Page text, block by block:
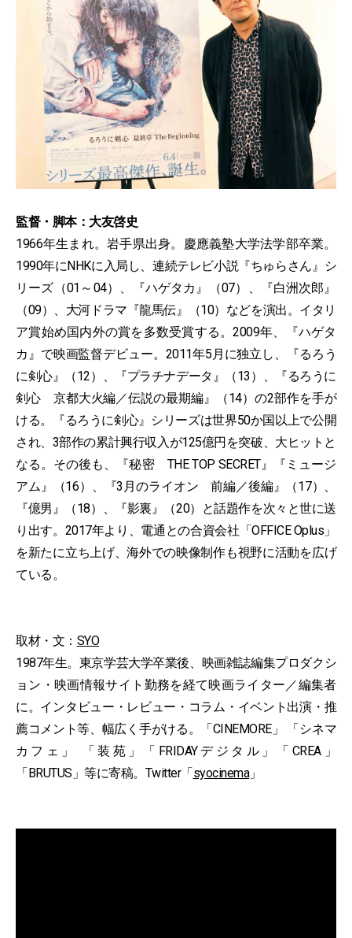
監督・脚本：大友啓史
1966年生まれ。岩手県出身。慶應義塾大学法学部卒業。
1990年にNHKに入局し、連続テレビ小説『ちゅらさん』シ
リーズ（01～04）、『ハゲタカ』（07）、『白洲次郎』
（09）、大河ドラマ『龍馬伝』（10）などを演出。イタリ
ア賞始め国内外の賞を多数受賞する。2009年、『ハゲタ
カ』で映画監督デビュー。2011年5月に独立し、『るろう
に剣心』（12）、『プラチナデータ』（13）、『るろうに
剣心 京都大火編／伝説の最期編』（14）の2部作を手が
ける。『るろうに剣心』シリーズは世界50か国以上で公開
され、3部作の累計興行収入が125億円を突破、大ヒットと
なる。その後も、『秘密 THE TOP SECRET』『ミュージ
アム』（16）、『3月のライオン 前編／後編』（17）、
『億男』（18）、『影裏』（20）と話題作を次々と世に送
り出す。2017年より、電通との合資会社「OFFICE Oplus」
を新たに立ち上げ、海外での映像制作も視野に活動を広げ
ている。
取材・文： SYO
1987年生。東京学芸大学卒業後、映画雑誌編集プロダクシ
ョン・映画情報サイト勤務を経て映画ライター／編集者
に。インタビュー・レビュー・コラム・イベント出演・推
薦コメント等、幅広く手がける。「CINEMORE」 「シネマ
カフェ」 「装苑」「FRIDAYデジタル」「CREA」
「BRUTUS」等に寄稿。Twitter「syocinema」